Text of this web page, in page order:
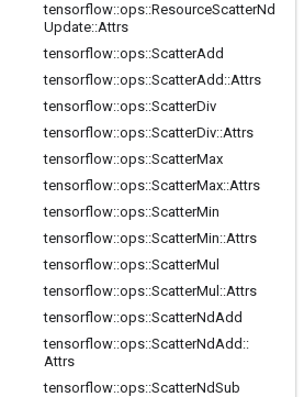
tensorflow::ops::ResourceScatterNd
Update::Attrs
tensorflow::ops::ScatterAdd
tensorflow::ops::ScatterAdd ::Attrs
tensorflow::ops::ScatterDiv
tensorflow::ops::ScatterDiv::Attrs
tensorflow::ops::ScatterMax
tensorflow::ops::ScatterMax::Attrs
tensorflow::ops::ScatterMin
tensorflow::ops::ScatterMin::Attrs
tensorflow::ops::ScatterMul
tensorflow::ops::ScatterMul ::Attrs
tensorflow::ops::ScatterNdAdd
tensorflow::ops::ScatterNdAdd ::
Attrs
tensorflow::ops::ScatterNdSub